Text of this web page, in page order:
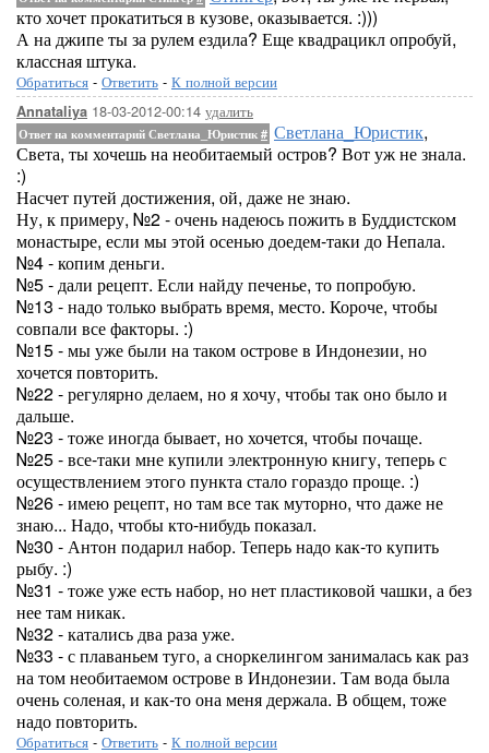
кто хочет прокатиться в кузове, оказывается. :)))
А на джипе ты за рулем ездила? Еще квадрацикл опробуй,
классная штука.
Обратиться - Ответить - К полной версии
Annataliya 18-03-2012-00:14 удалить
Ответ на комментарий Светлана_Юристик # Светлана_Юристик,
Света, ты хочешь на необитаемый остров? Вот уж не знала.
:)
Насчет путей достижения, ой, даже не знаю.
Ну, к примеру, №2 - очень надеюсь пожить в Буддистском
монастыре, если мы этой осенью доедем-таки до Непала.
№4 - копим деньги.
№5 - дали рецепт. Если найду печенье, то попробую.
№13 - надо только выбрать время, место. Короче, чтобы
совпали все факторы. :)
№15 - мы уже были на таком острове в Индонезии, но
хочется повторить.
№22 - регулярно делаем, но я хочу, чтобы так оно было и
дальше.
№23 - тоже иногда бывает, но хочется, чтобы почаще.
№25 - все-таки мне купили электронную книгу, теперь с
осуществлением этого пункта стало гораздо проще. :)
№26 - имею рецепт, но там все так муторно, что даже не
знаю... Надо, чтобы кто-нибудь показал.
№30 - Антон подарил набор. Теперь надо как-то купить
рыбу. :)
№31 - тоже уже есть набор, но нет пластиковой чашки, а без
нее там никак.
№32 - катались два раза уже.
№33 - с плаваньем туго, а сноркелингом занималась как раз
на том необитаемом острове в Индонезии. Там вода была
очень соленая, и как-то она меня держала. В общем, тоже
надо повторить.
Обратиться - Ответить - К полной версии